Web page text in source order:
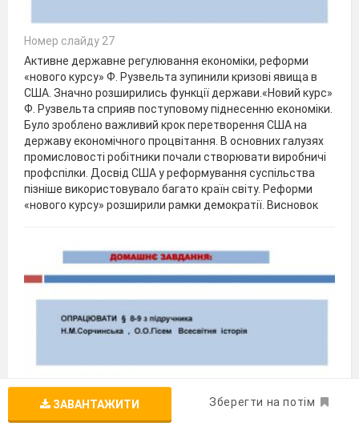
Номер слайду 27
Активне державне регулювання економіки, реформи
«нового курсу» Ф. Рузвельта зупинили кризові явища в
США. Значно розширились функції держави.«Новий курс»
Ф. Рузвельта сприяв поступовому піднесенню економіки.
Було зроблено важливий крок перетворення США на
державу економічного процвітання. В основних галузях
промисловості робітники почали створювати виробничі
профспілки. Досвід США у реформування суспільства
пізніше використовувало багато країн світу. Реформи
«нового курсу» розширили рамки демократії. Висновок
ЗАВАНТАЖИТИ Зберегти на потім